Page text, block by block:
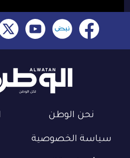
نحن الوطن
سياسة الخصوصية